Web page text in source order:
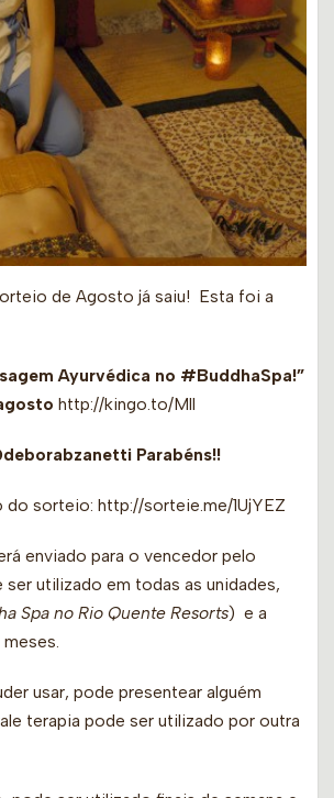
de Agosto já saiu! Esta foi a
Ayurvédica no #BuddhaSpa!”
http://kingo.to/Mll
Parabéns!!
do sorteio: http://sorteie.me/1UjYEZ
enviado para o vencedor pelo
utilizado em todas as unidades,
Spa no Rio Quente Resorts) e a
usar, pode presentear alguém
terapia pode ser utilizado por outra